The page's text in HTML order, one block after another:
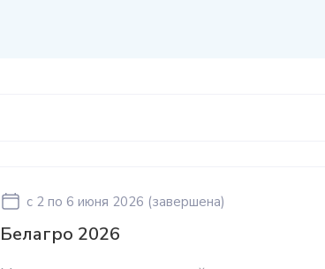
c 2 по 6 июня 2026 (завершена)
Белагро 2026